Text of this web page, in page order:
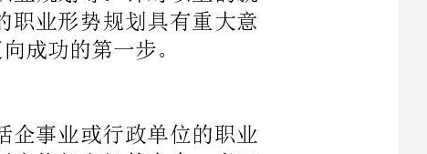
经理人具体的执行工作或是行政工作。愿意执行上级的命令，自己
也有意寻求担任领导工作，习惯于自己对事情做判断和决策。不喜
欢那些模棱两可的指示。通常忠诚、可靠、自我控制能力强。既不
通过的职业发展测评和分析，了解到自己有着较高的基本智能，